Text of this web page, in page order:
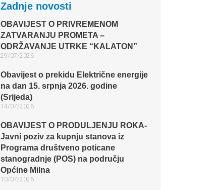
Zadnje novosti
OBAVIJEST O PRIVREMENOM
ZATVARANJU PROMETA –
ODRŽAVANJE UTRKE “KALATON”
29/07/2026
Obavijest o prekidu Električne energije
na dan 15. srpnja 2026. godine
(Srijeda)
14/07/2026
OBAVIJEST O PRODULJENJU ROKA-
Javni poziv za kupnju stanova iz
Programa društveno poticane
stanogradnje (POS) na području
Općine Milna
10/07/2026